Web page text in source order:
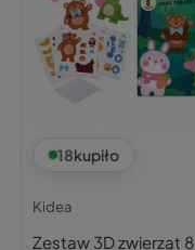
18kupiło
Kidea
Zestaw 3D zwierząt 8